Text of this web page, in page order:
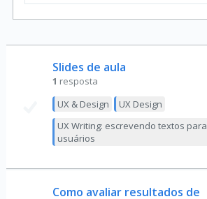
Slides de aula
1 resposta
UX & Design
UX Design
UX Writing: escrevendo textos para
usuários
Como avaliar resultados de